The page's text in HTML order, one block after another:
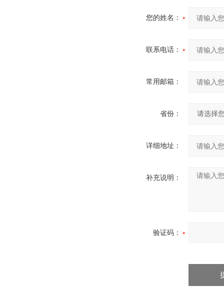
您的姓名：
联系电话：
常用邮箱：
省份：
详细地址：
补充说明：
验证码：